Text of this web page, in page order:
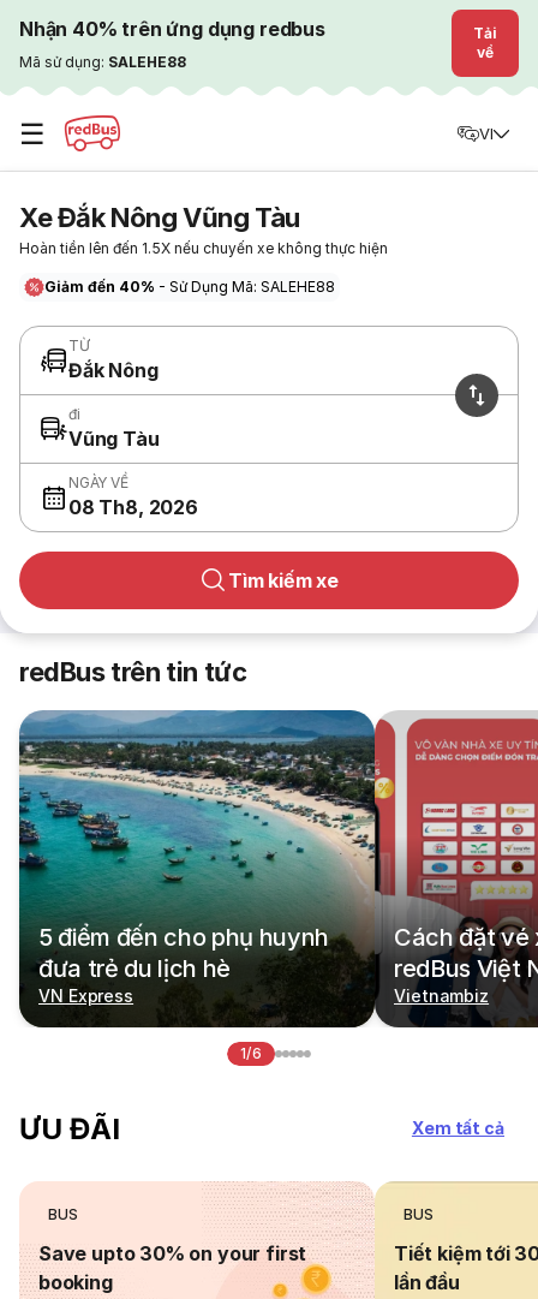
Nhận 40% trên ứng dụng redbus
Mã sử dụng: SALEHE88
Tải
về
☰ VI
Xe Đắk Nông Vũng Tàu
Hoàn tiền lên đến 1.5X nếu chuyến xe không thực hiện
Giảm đến 40% - Sử Dụng Mã: SALEHE88
TỪ
Đắk Nông
đi
Vũng Tàu
NGÀY VỀ
08 Th8, 2026
Tìm kiếm xe
redBus trên tin tức
5 điểm đến cho phụ huynh
đưa trẻ du lịch hè
VN Express
Cách đặt vé
redBus Việt
Vietnambiz
1/6
ƯU ĐÃI Xem tất cả
BUS
Save upto 30% on your first
booking
BUS
Tiết kiệm tới
lần đầu